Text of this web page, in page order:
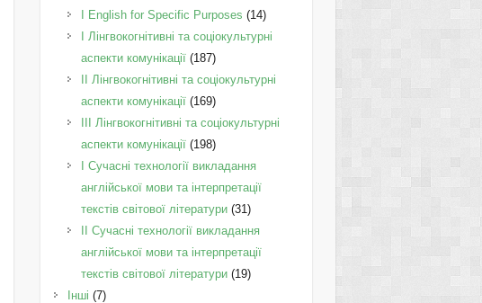
І English for Specific Purposes (14)
I Лінгвокогнітивні та соціокультурні
аспекти комунікації(187)
IІ Лінгвокогнітивні та соціокультурні
аспекти комунікації(169)
IІI Лінгвокогнітивні та соціокультурні
аспекти комунікації(198)
I Cучасні технології викладання
англійської мови та інтерпретації
текстів світової літератури(31)
II Cучасні технології викладання
англійської мови та інтерпретації
текстів світової літератури(19)
Інші (7)